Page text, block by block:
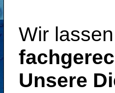
Wir
Unsere